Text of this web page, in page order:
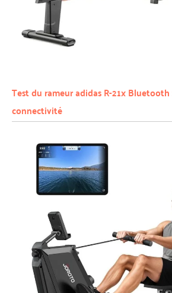
Test du rameur adidas R-21x
connectivité